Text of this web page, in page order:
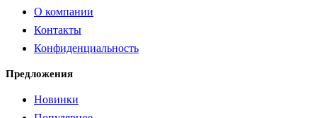
О компании
Контакты
Конфиденциальность
Предложения
Новинки